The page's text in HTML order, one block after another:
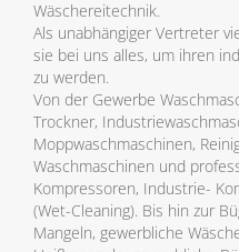
Wäschereitechnik.
Als unabhängiger Vertreter
sie bei uns alles, um ihren
zu werden.
Von der Gewerbe
Trockner,
Moppwaschmaschinen,
Waschmaschinen und
Kompressoren, Industrie-
(Wet-Cleaning). Bis hin zur
Mangeln, gewerbliche